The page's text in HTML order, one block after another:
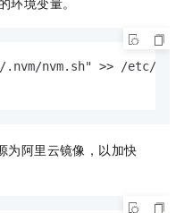
nvm.sh" >> /etc/
为阿里云镜像，以加快